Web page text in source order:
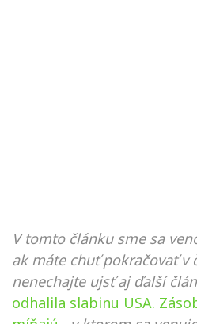
V tomto článku sme sa
ak máte chuť pokračovať v
nenechajte ujsť aj ďalší
odhalila slabinu USA.